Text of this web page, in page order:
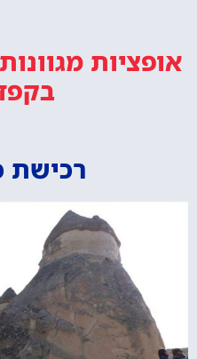
אופציות מגוונות
רכישת